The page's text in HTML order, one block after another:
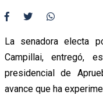
La senadora electa
Campillai, entregó,
presidencial de
avance que ha